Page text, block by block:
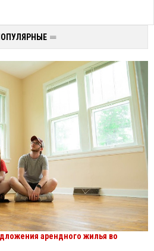
арендного жилья во